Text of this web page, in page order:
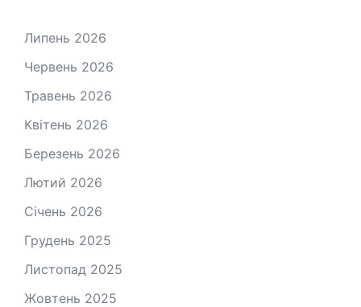
Липень 2026
Червень 2026
Травень 2026
Квітень 2026
Березень 2026
Лютий 2026
Січень 2026
Грудень 2025
Листопад 2025
Жовтень 2025